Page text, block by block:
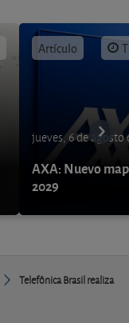
Artículo
jueves, 6 de agosto
AXA: Nuevo
2029
Telefônica Brasil realiza